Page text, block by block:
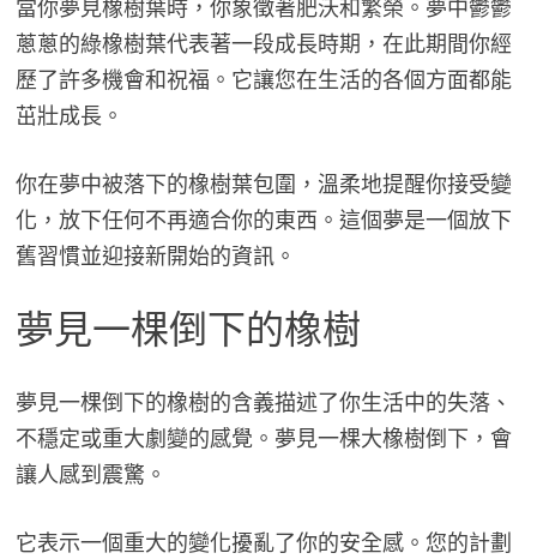
當你夢見橡樹葉時，你象徵著肥沃和繁榮。夢中鬱鬱
蔥蔥的綠橡樹葉代表著一段成長時期，在此期間你經
歷了許多機會和祝福。它讓您在生活的各個方面都能
茁壯成長。
你在夢中被落下的橡樹葉包圍，溫柔地提醒你接受變
化，放下任何不再適合你的東西。這個夢是一個放下
舊習慣並迎接新開始的資訊。
夢見一棵倒下的橡樹
夢見一棵倒下的橡樹的含義描述了你生活中的失落、
不穩定或重大劇變的感覺。夢見一棵大橡樹倒下，會
讓人感到震驚。
它表示一個重大的變化擾亂了你的安全感。您的計劃